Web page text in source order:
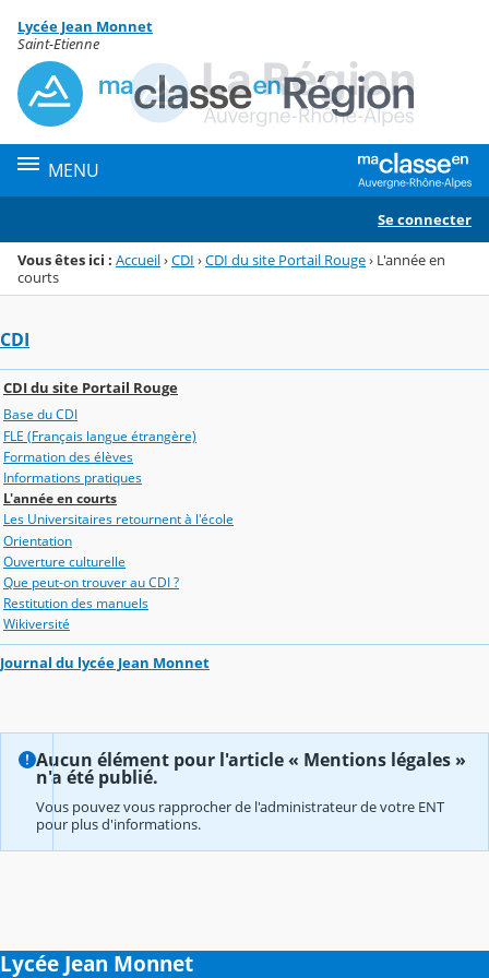
Menu de la rubrique
Contenu
Lycée Jean Monnet
Saint-Etienne
MENU
Se connecter
Vous êtes ici : Accueil›CDI ›CDI du site Portail Rouge› L'année en
courts
CDI
CDI du site Portail Rouge
Base du CDI
FLE (Français langue étrangère)
Formation des élèves
Informations pratiques
L'année en courts
Les Universitaires retournent à l'école
Orientation
Ouverture culturelle
Que peut-on trouver au CDI ?
Restitution des manuels
Wikiversité
Journal du lycée Jean Monnet
Aucun élément pour l'article « Mentions légales »
n'a été publié.
Vous pouvez vous rapprocher de l'administrateur de votre ENT
pour plus d'informations.
Lycée Jean Monnet